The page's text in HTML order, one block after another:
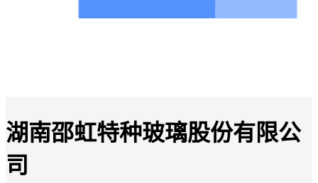
湖南邵虹特种玻璃股份有限公
司